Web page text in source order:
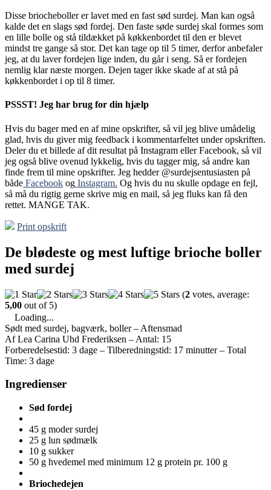
Disse briocheboller er lavet med en fast sød surdej. Man kan også
kalde det en slags sød fordej. Den faste søde surdej skal formes som
en lille bolle og stå tildækket på køkkenbordet til den er blevet
mindst tre gange så stor. Det kan tage op til 5 timer, derfor anbefaler
jeg, at du laver fordejen lige inden, du går i seng. Så er fordejen
nemlig klar næste morgen. Dejen tager ikke skade af at stå på
køkkenbordet i op til 8 timer.
PSSST! Jeg har brug for din hjælp
Hvis du bager med en af mine opskrifter, så vil jeg blive umådelig
glad, hvis du giver mig feedback i kommentarfeltet under opskriften.
Deler du et billede af dit resultat på Instagram eller Facebook, så vil
jeg også blive ovenud lykkelig, hvis du tagger mig, så andre kan
finde frem til mine opskrifter. Jeg hedder @surdejsentusiasten på
både Facebook og Instagram. Og hvis du nu skulle opdage en fejl,
så må du rigtig gerne skrive mig en mail, så jeg fluks kan få den
rettet. MANGE TAK.
Print opskrift
De blødeste og mest luftige brioche boller
med surdej
(2 votes, average:
5,00 out of 5)
Loading...
Sødt med surdej, bagværk, boller – Aftensmad
Af Lea Carina Uhd Frederiksen – Antal: 15
Forberedelsestid: 3 dage – Tilberedningstid: 17 minutter– Total
Time: 3 dage
Ingredienser
Sød fordej
45 g moder surdej
25 g lun sødmælk
10 g sukker
50 g hvedemel med minimum 12 g protein pr. 100 g
Briochedejen